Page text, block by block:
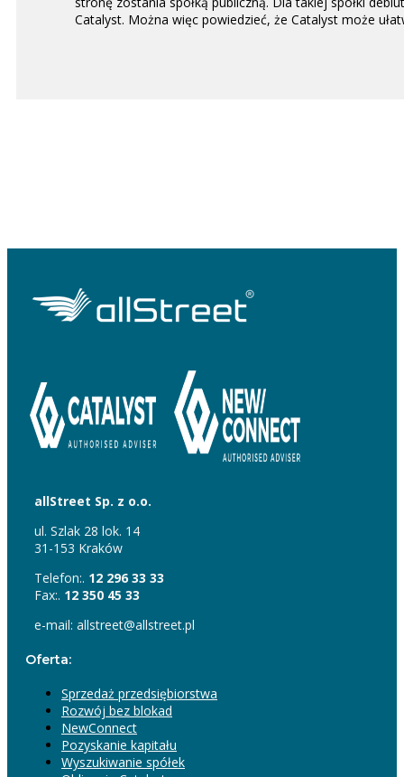
Catalyst. Można więc powiedzieć, że Catalyst może
allStreet Sp. z o.o.
ul. Szlak 28 lok. 14
31-153 Kraków
Telefon:. 12 296 33 33
Fax:. 12 350 45 33
e-mail: allstreet@allstreet.pl
Oferta:
Sprzedaż przedsiębiorstwa
Rozwój bez blokad
NewConnect
Pozyskanie kapitału
Wyszukiwanie spółek